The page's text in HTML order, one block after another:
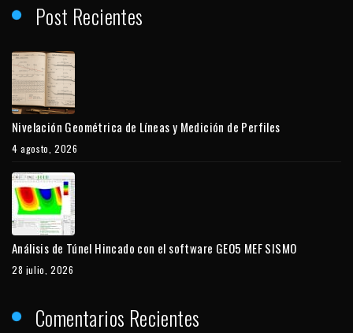
Post Recientes
Nivelación Geométrica de Líneas y Medición de Perfiles
4 agosto, 2026
Análisis de Túnel Hincado con el software GEO5 MEF SISMO
28 julio, 2026
Comentarios Recientes